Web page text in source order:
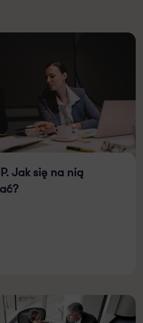
Jak się na nią